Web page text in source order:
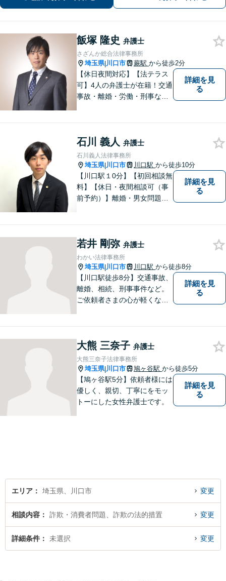
ください。
飯塚 隆史 弁護士
さざんか総合法律事務所
埼玉県|川口市 蕨駅 から徒歩2分
【休日夜間対応】【法テラス
可】4人の弁護士が在籍！交通
事故・離婚・労働・刑事な
りごとがあれば、お早めにご
相談を！
詳細を見
る
石川 義人 弁護士
石川義人法律事務所
埼玉県|川口市 川口駅 から徒歩10分
【川口駅１0分】【初回相談無
料】【休日・夜間相談可（事
前予約）】離婚・男女問題、
い、納得いただける解決を目
指します。
詳細を見
る
若井 剛弥 弁護士
わかい法律事務所
埼玉県|川口市 川口駅 から徒歩8分
【川口駅徒歩8分】交通事故、
離婚、相続、刑事事件など。
ご依頼者さまの心が軽くなる
ることなく私にご相談くださ
い。【夜間相談可】
詳細を見
る
大熊 三奈子 弁護士
大熊三奈子法律事務所
埼玉県|川口市 鳩ヶ谷駅 から徒歩5分
【鳩ヶ谷駅5分】依頼者様には
優しく、親切、丁寧にをモッ
トーにした女性弁護士です。
詳細を見
る
エリア 埼玉県、川口市 変更
相談内容 詐欺・消費者問題、詐欺の法的措置 変更
詳細条件 未選択 変更